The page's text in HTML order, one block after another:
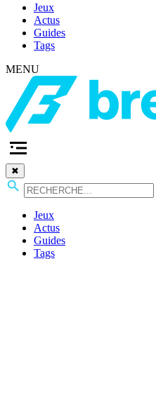
Jeux
Actus
Guides
Tags
MENU
✖
Jeux
Actus
Guides
Tags